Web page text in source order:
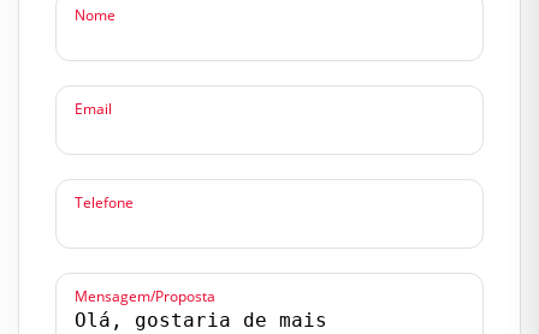
Nome
Email
Telefone
Mensagem/Proposta